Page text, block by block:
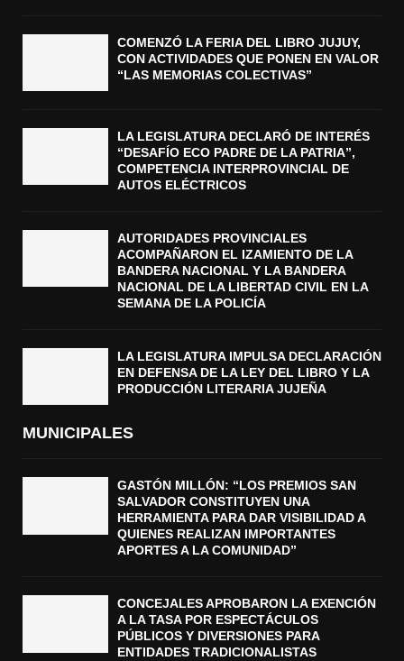
COMENZÓ LA FERIA DEL LIBRO JUJUY,
CON ACTIVIDADES QUE PONEN EN VALOR
“LAS MEMORIAS COLECTIVAS”
LA LEGISLATURA DECLARÓ DE INTERÉS
“DESAFÍO ECO PADRE DE LA PATRIA”,
COMPETENCIA INTERPROVINCIAL DE
AUTOS ELÉCTRICOS
AUTORIDADES PROVINCIALES
ACOMPAÑARON EL IZAMIENTO DE LA
BANDERA NACIONAL Y LA BANDERA
NACIONAL DE LA LIBERTAD CIVIL EN LA
SEMANA DE LA POLICÍA
LA LEGISLATURA IMPULSA DECLARACIÓN
EN DEFENSA DE LA LEY DEL LIBRO Y LA
PRODUCCIÓN LITERARIA JUJEÑA
MUNICIPALES
GASTÓN MILLÓN: “LOS PREMIOS SAN
SALVADOR CONSTITUYEN UNA
HERRAMIENTA PARA DAR VISIBILIDAD A
QUIENES REALIZAN IMPORTANTES
APORTES A LA COMUNIDAD”
CONCEJALES APROBARON LA EXENCIÓN
A LA TASA POR ESPECTÁCULOS
PÚBLICOS Y DIVERSIONES PARA
ENTIDADES TRADICIONALISTAS